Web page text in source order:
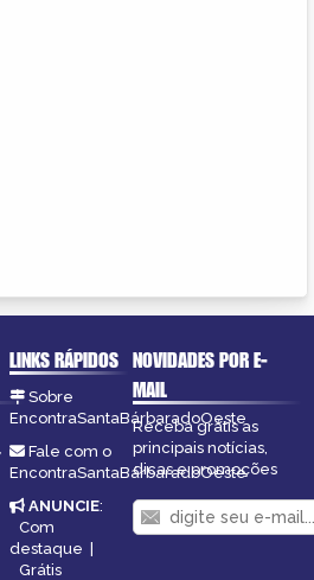
LINKS RÁPIDOS
Sobre
EncontraSantaBárbaradoOeste
Fale com o
EncontraSantaBárbaradoOeste
ANUNCIE:
Com
destaque |
Grátis
NOVIDADES POR E-
MAIL
Receba grátis as
principais notícias,
dicas e promoções